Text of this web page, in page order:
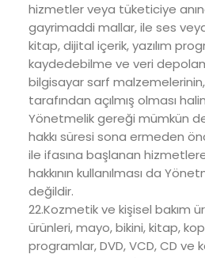
hizmetler veya tüketiciye
gayrimaddi mallar, ile ses
kitap, dijital içerik, yazılım
kaydedebilme ve veri
bilgisayar sarf malzemelerinin,
tarafından açılmış olması
Yönetmelik gereği mümkün
hakkı süresi sona ermeden
ile ifasına başlanan
hakkının kullanılması da
değildir.
22.Kozmetik ve kişisel bakım
ürünleri, mayo, bikini, kitap,
programlar, DVD, VCD, CD ve